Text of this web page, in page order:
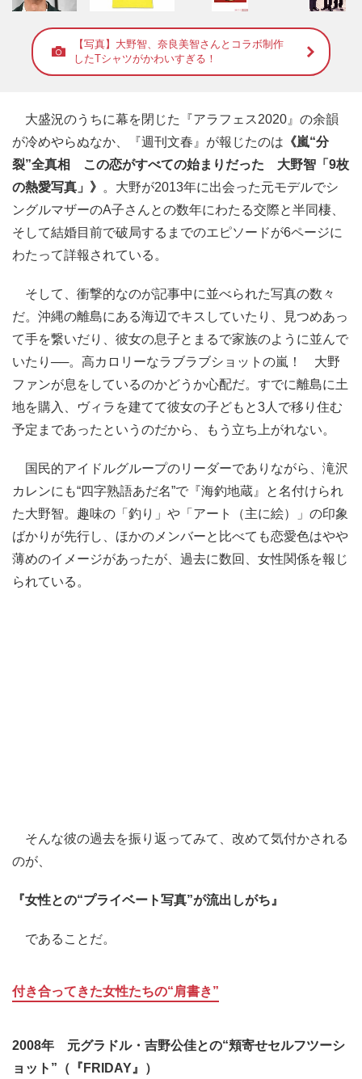
【写真】大野智、奈良美智さんとコラボ制作
したTシャツがかわいすぎる！
大盛況のうちに幕を閉じた『アラフェス2020』の余韻
が冷めやらぬなか、『週刊文春』が報じたのは 《嵐“分
裂”全真相 この恋がすべての始まりだった 大野智「9枚
の熱愛写真」》 。大野が2013年に出会った元モデルでシ
ングルマザーのA子さんとの数年にわたる交際と半同棲、
そして結婚目前で破局するまでのエピソードが6ページに
わたって詳報されている。
そして、衝撃的なのが記事中に並べられた写真の数々
だ。沖縄の離島にある海辺でキスしていたり、見つめあっ
て手を繋いだり、彼女の息子とまるで家族のように並んで
いたり──。高カロリーなラブラブショットの嵐！ 大野
ファンが息をしているのかどうか心配だ。すでに離島に土
地を購入、ヴィラを建てて彼女の子どもと3人で移り住む
予定まであったというのだから、もう立ち上がれない。
国民的アイドルグループのリーダーでありながら、滝沢
カレンにも“四字熟語あだ名”で『海釣地蔵』と名付けられ
た大野智。趣味の「釣り」や「アート（主に絵）」の印象
ばかりが先行し、ほかのメンバーと比べても恋愛色はやや
薄めのイメージがあったが、過去に数回、女性関係を報じ
られている。
そんな彼の過去を振り返ってみて、改めて気付かされる
のが、
『女性との“プライベート写真”が流出しがち』
であることだ。
付き合ってきた女性たちの“肩書き”
2008年 元グラドル・吉野公佳との“頬寄せセルフツーシ
ョット”（『FRIDAY』）